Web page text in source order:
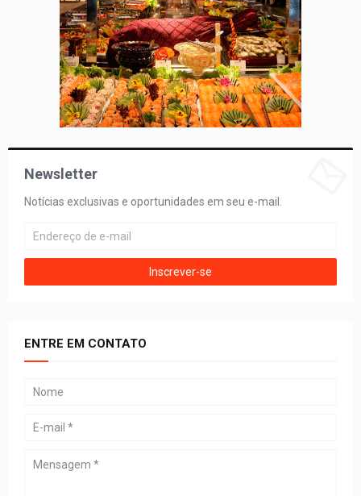
Newsletter
Notícias exclusivas e oportunidades em seu e-mail.
ENTRE EM CONTATO